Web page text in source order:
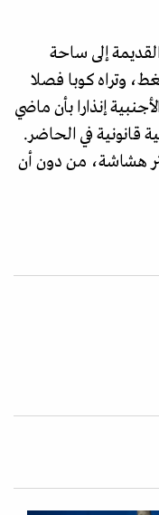
إلى ساحة
وتراه كوبا فصلا
إنذارا بأن ماضي
قانونية في الحاضر.
هشاشة، من دون أن